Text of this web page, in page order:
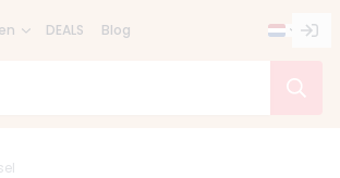
DEALS Blog